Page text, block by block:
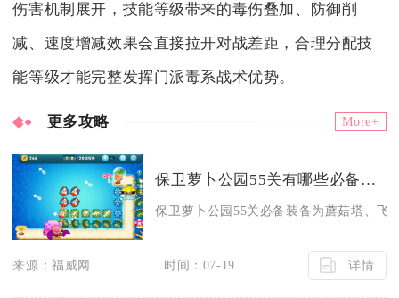
伤害机制展开，技能等级带来的毒伤叠加、防御削
减、速度增减效果会直接拉开对战差距，合理分配技
能等级才能完整发挥门派毒系战术优势。
更多攻略 More+
保卫萝卜公园55关有哪些必备的装备
保卫萝卜公园55关必备装备为蘑菇塔、飞
来源：福威网 时间：07-19 详情